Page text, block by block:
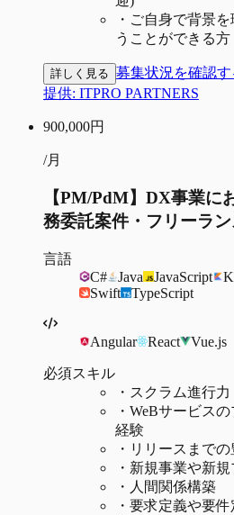
・ ご自身で背景
うことができる方
詳しく見る 募集状況を確認す
提供: ITPRO PARTNERS
900,000円
/月
【PM/PdM】DX事業
務委託案件・フリーラ
言語
C#
Java JavaScript
Swift
TypeScript
Angular React Vue.js
必須スキル
・ スクラム進行力
・ WeBサービス
経験
・ リリースまで
・ 新規事業や新
・ 人間関係構築
・ 要求定義や要